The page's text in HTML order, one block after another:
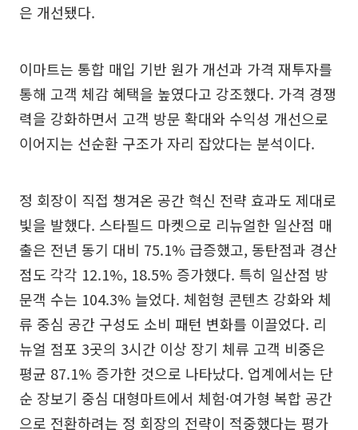
은 개선됐다.
이마트는 통합 매입 기반 원가 개선과 가격 재투자를
통해 고객 체감 혜택을 높였다고 강조했다. 가격 경쟁
력을 강화하면서 고객 방문 확대와 수익성 개선으로
이어지는 선순환 구조가 자리 잡았다는 분석이다.
정 회장이 직접 챙겨온 공간 혁신 전략 효과도 제대로
빛을 발했다. 스타필드 마켓으로 리뉴얼한 일산점 매
출은 전년 동기 대비 75.1% 급증했고, 동탄점과 경산
점도 각각 12.1%, 18.5% 증가했다. 특히 일산점 방
문객 수는 104.3% 늘었다. 체험형 콘텐츠 강화와 체
류 중심 공간 구성도 소비 패턴 변화를 이끌었다. 리
뉴얼 점포 3곳의 3시간 이상 장기 체류 고객 비중은
평균 87.1% 증가한 것으로 나타났다. 업계에서는 단
순 장보기 중심 대형마트에서 체험·여가형 복합 공간
으로 전환하려는 정 회장의 전략이 적중했다는 평가